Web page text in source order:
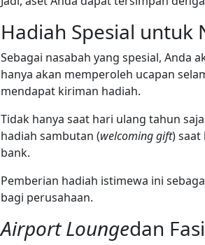
Hadiah Spesial untuk
Sebagai nasabah yang spesial, Anda
hanya akan memperoleh ucapan
mendapat kiriman hadiah.
Tidak hanya saat hari ulang tahun
hadiah sambutan (welcoming gift)
bank.
Pemberian hadiah istimewa ini
bagi perusahaan.
Airport Loungedan